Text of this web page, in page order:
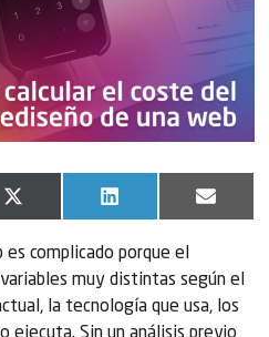
X
(Twitter)
LinkedIn Email
complicado porque el
muy distintas según el
la tecnología que usa, los